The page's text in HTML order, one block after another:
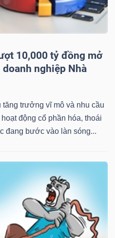
10,000 tỷ đồng mở
nghiệp Nhà
trưởng vĩ mô và nhu cầu
động cổ phần hóa, thoái
đang bước vào làn sóng...